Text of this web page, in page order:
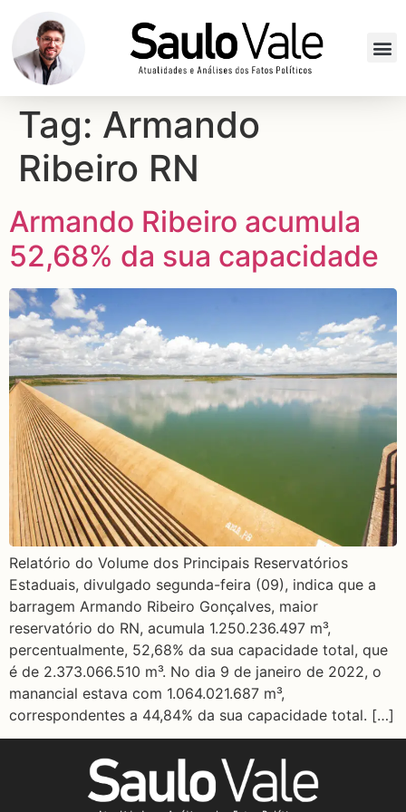
Tag: Armando
Ribeiro RN
Armando Ribeiro acumula
52,68% da sua capacidade
Relatório do Volume dos Principais Reservatórios
Estaduais, divulgado segunda-feira (09), indica que a
barragem Armando Ribeiro Gonçalves, maior
reservatório do RN, acumula 1.250.236.497 m³,
percentualmente, 52,68% da sua capacidade total, que
é de 2.373.066.510 m³. No dia 9 de janeiro de 2022, o
manancial estava com 1.064.021.687 m³,
correspondentes a 44,84% da sua capacidade total. […]